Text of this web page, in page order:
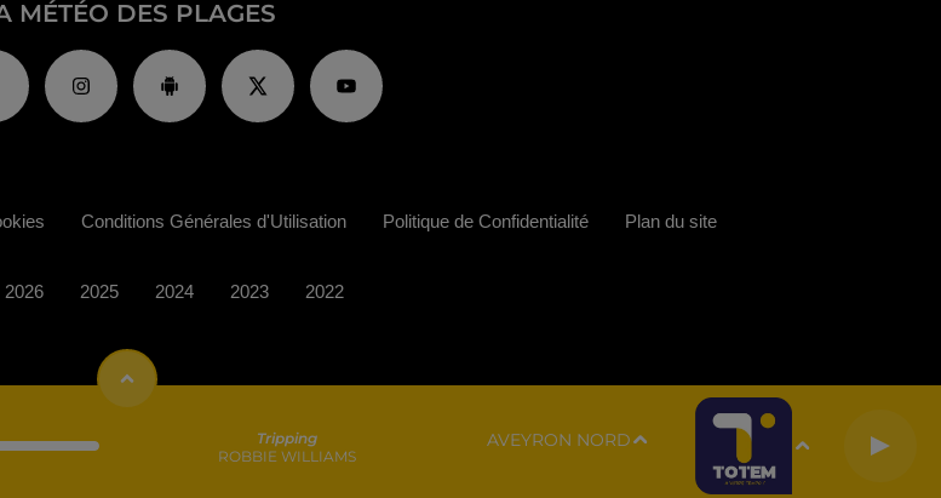
MÉTÉO DES PLAGES
Tripping
ROBBIE WILLIAMS
AVEYRON NORD
Conditions Générales d'Utilisation Politique de Confidentialité Plan du site
2026 2025 2024 2023 2022